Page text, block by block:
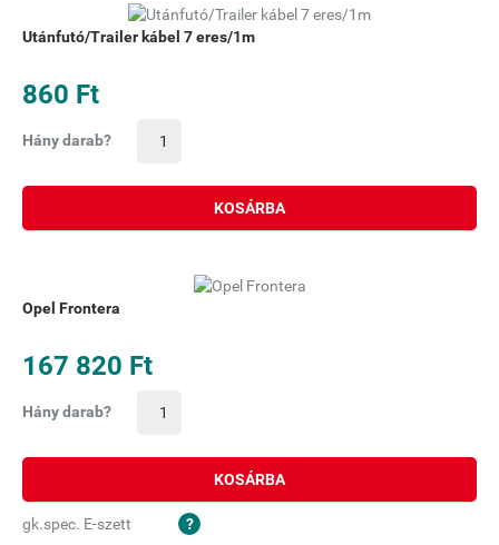
Utánfutó/Trailer kábel 7 eres/1m
860 Ft
Hány darab?
KOSÁRBA
Opel Frontera
167 820 Ft
Hány darab?
KOSÁRBA
gk.spec. E-szett